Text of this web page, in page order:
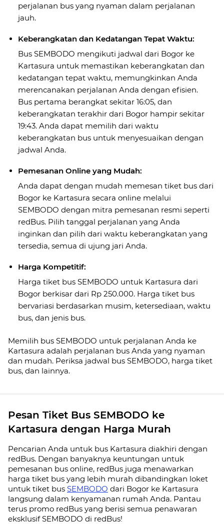
perjalanan bus yang nyaman dalam perjalanan
jauh.
Keberangkatan dan Kedatangan Tepat Waktu:
Bus SEMBODO mengikuti jadwal dari Bogor ke
Kartasura untuk memastikan keberangkatan dan
kedatangan tepat waktu, memungkinkan Anda
merencanakan perjalanan Anda dengan efisien.
Bus pertama berangkat sekitar 16:05, dan
keberangkatan terakhir dari Bogor hampir sekitar
19:43. Anda dapat memilih dari waktu
keberangkatan bus untuk menyesuaikan dengan
jadwal Anda.
Pemesanan Online yang Mudah:
Anda dapat dengan mudah memesan tiket bus dari
Bogor ke Kartasura secara online melalui
SEMBODO dengan mitra pemesanan resmi seperti
redBus. Pilih tanggal perjalanan yang Anda
inginkan dan pilih dari waktu keberangkatan yang
tersedia, semua di ujung jari Anda.
Harga Kompetitif:
Harga tiket bus SEMBODO untuk Kartasura dari
Bogor berkisar dari Rp 250.000. Harga tiket bus
bervariasi berdasarkan musim, ketersediaan, waktu
bus, dan jenis bus.
Memilih bus SEMBODO untuk perjalanan Anda ke
Kartasura adalah perjalanan bus Anda yang nyaman
dan mudah. Periksa jadwal bus SEMBODO, harga tiket
bus, dan lainnya.
Pesan Tiket Bus SEMBODO ke
Kartasura dengan Harga Murah
Pencarian Anda untuk bus Kartasura diakhiri dengan
redBus. Dengan banyaknya keuntungan untuk
pemesanan bus online, redBus juga menawarkan
harga tiket bus yang lebih murah dibandingkan loket
untuk tiket bus SEMBODO dari Bogor ke Kartasura
langsung dalam kenyamanan rumah Anda. Pantau
terus promo redBus yang berisi semua penawaran
eksklusif SEMBODO di redBus!